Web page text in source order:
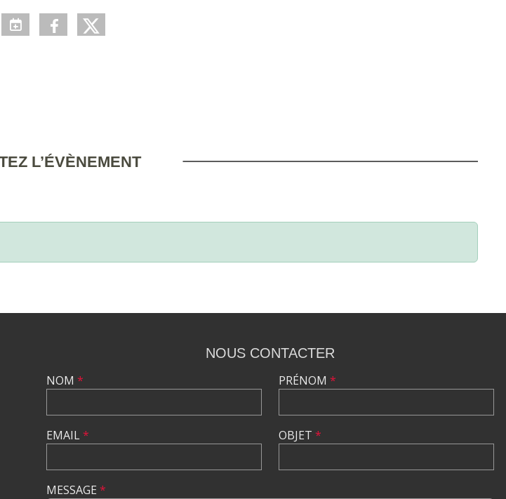
L’ÉVÈNEMENT
NOUS CONTACTER
NOM *
EMAIL*
PRÉNOM *
OBJET *
MESSAGE *